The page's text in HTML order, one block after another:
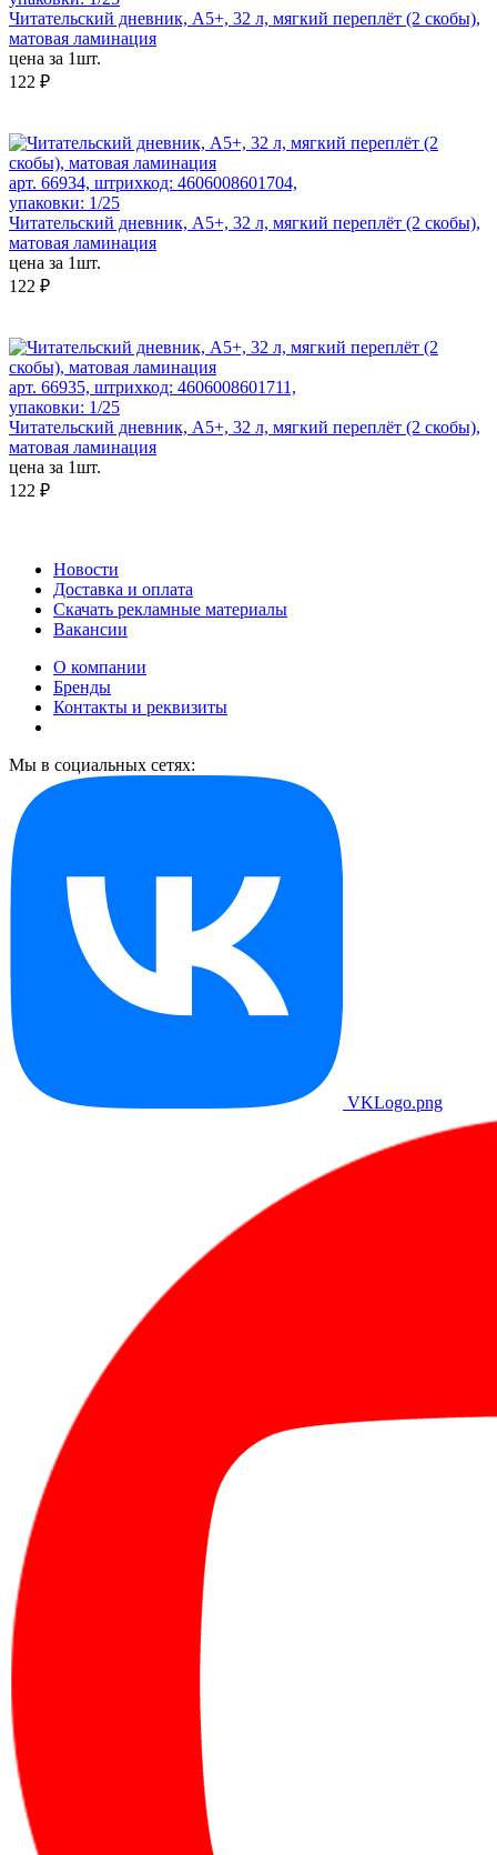
Читательский дневник, А5+, 32 л, мягкий переплёт (2 скобы),
матовая ламинация
цена за 1шт.
122 ₽
арт. 66934, штрихкод: 4606008601704,
упаковки: 1/25
Читательский дневник, А5+, 32 л, мягкий переплёт (2 скобы),
матовая ламинация
цена за 1шт.
122 ₽
арт. 66935, штрихкод: 4606008601711,
упаковки: 1/25
Читательский дневник, А5+, 32 л, мягкий переплёт (2 скобы),
матовая ламинация
цена за 1шт.
122 ₽
Новости
Доставка и оплата
Скачать рекламные материалы
Вакансии
О компании
Бренды
Контакты и реквизиты
Мы в социальных сетях:
VKLogo.png